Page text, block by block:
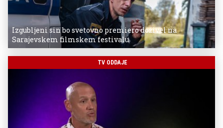
Izgubljeni sin bo svetovno premiero doživel na
Sarajevskem filmskem festivalu
TV ODDAJE